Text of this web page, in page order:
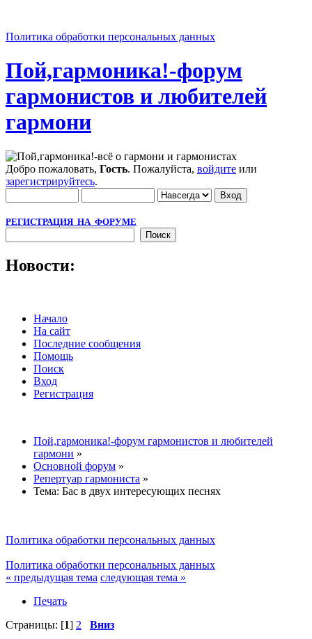
Политика обработки персональных данных
Пой,гармоника!-форум
гармонистов и любителей
гармони
Добро пожаловать, Гость. Пожалуйста, войдите или
зарегистрируйтесь.
РЕГИСТРАЦИЯ НА ФОРУМЕ
Новости:
Начало
На сайт
Последние сообщения
Помощь
Поиск
Вход
Регистрация
Пой,гармоника!-форум гармонистов и любителей
гармони »
Основной форум »
Репертуар гармониста »
Тема: Бас в двух интересующих песнях
Политика обработки персональных данных
Политика обработки персональных данных
« предыдущая тема следующая тема »
Печать
Страницы: [1] 2 Вниз